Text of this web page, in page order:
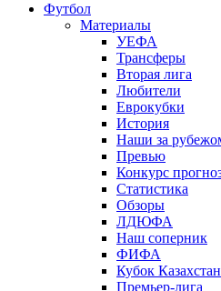
Футбол
Материалы
УЕФА
Трансферы
Вторая лига
Любители
Еврокубки
История
Наши за
Превью
Конкурс
Статистика
Обзоры
ЛДЮФА
Наш соперник
ФИФА
Кубок
Премьер-лига